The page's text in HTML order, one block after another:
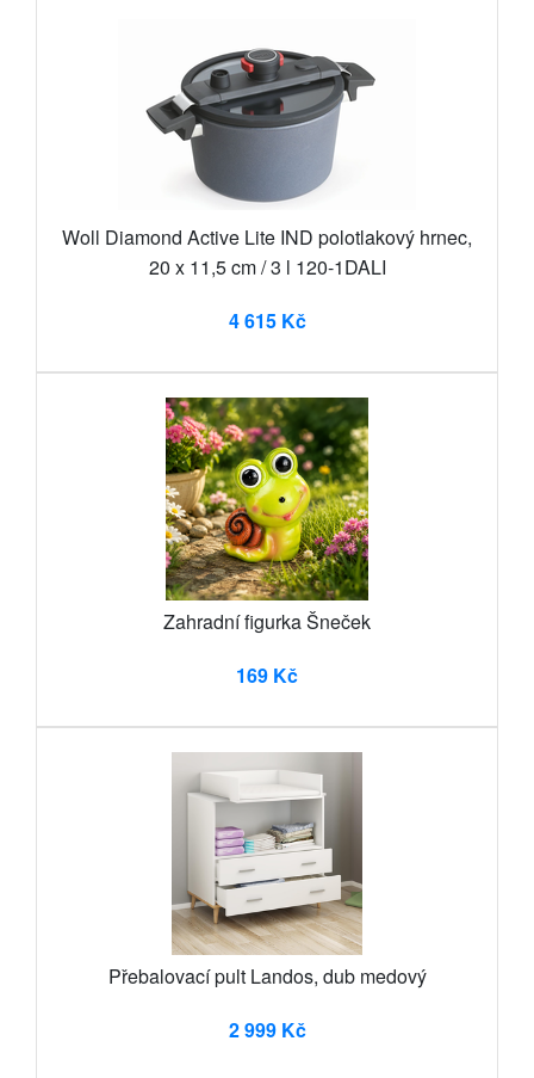
Woll Diamond Active Lite IND polotlakový hrnec,
20 x 11,5 cm / 3 l 120-1DALI
4 615 Kč
Zahradní figurka Šneček
169 Kč
Přebalovací pult Landos, dub medový
2 999 Kč